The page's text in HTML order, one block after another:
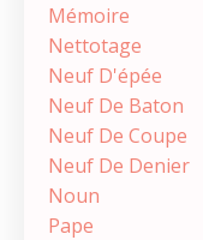
Mémoire
Nettotage
Neuf D'épée
Neuf De Baton
Neuf De Coupe
Neuf De Denier
Noun
Pape